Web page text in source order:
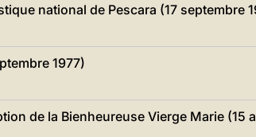
national de Pescara (17 septembre
1977)
de la Bienheureuse Vierge Marie (15